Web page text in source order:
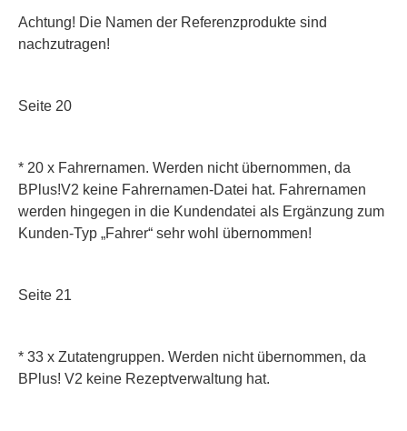
Achtung! Die Namen der Referenzprodukte sind
nachzutragen!
Seite 20
* 20 x Fahrernamen. Werden nicht übernommen, da
BPlus!V2 keine Fahrernamen-Datei hat. Fahrernamen
werden hingegen in die Kundendatei als Ergänzung zum
Kunden-Typ „Fahrer“ sehr wohl übernommen!
Seite 21
* 33 x Zutatengruppen. Werden nicht übernommen, da
BPlus! V2 keine Rezeptverwaltung hat.